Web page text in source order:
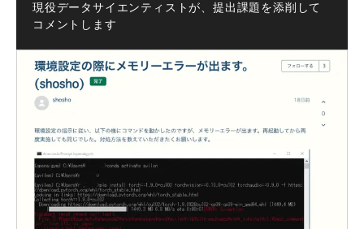
現役データサイエンティストが、提出課題を添削して
コメントします